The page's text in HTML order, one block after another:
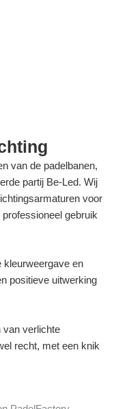
van de padelbanen,
partij Be-Led. Wij
voor
gebruik
kleurweergave en
positieve uitwerking
van verlichte
recht, met een knik